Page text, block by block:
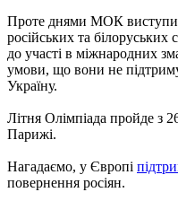
Проте днями МОК виступив
російських та
до участі в міжнародних
умови, що вони не
Україну.
Літня Олімпіада пройде з
Парижі.
Нагадаємо, у Європі
повернення росіян.